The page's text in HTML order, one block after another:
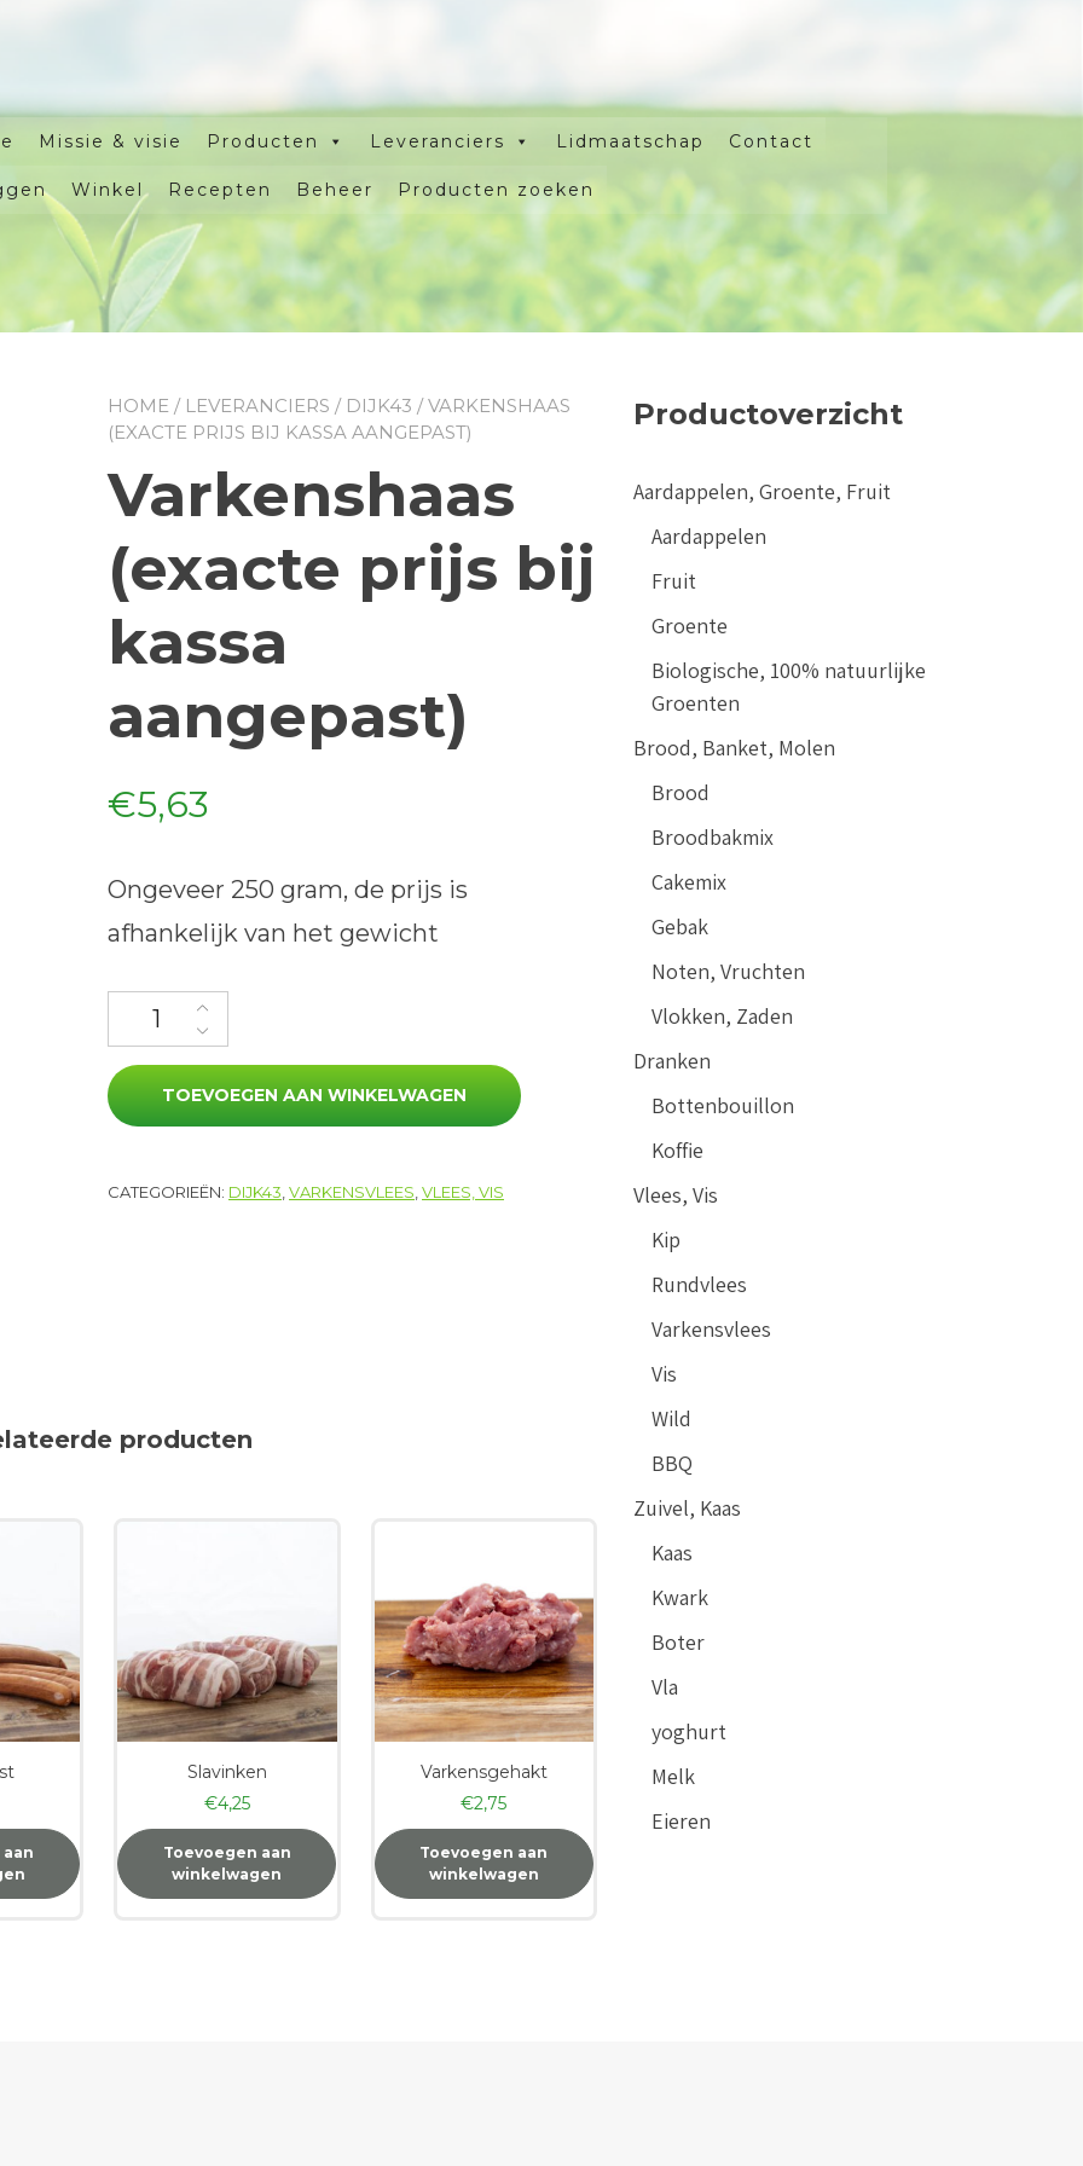
Missie & visie Producten Leveranciers Lidmaatschap Contact
Winkel Recepten Beheer Producten zoeken
HOME / LEVERANCIERS / DIJK43 / VARKENSHAAS
(EXACTE PRIJS BIJ KASSA AANGEPAST)
Varkenshaas
(exacte prijs bij
kassa
aangepast)
€5,63
Ongeveer 250 gram, de prijs is
afhankelijk van het gewicht
Varkenshaas (exacte prijs bij kassa aangepast) aantal
TOEVOEGEN AAN WINKELWAGEN
CATEGORIEËN: DIJK43 VARKENSVLEES VLEES, VIS
producten
Slavinken
€4,25
Toevoegen aan
winkelwagen
Varkensgehakt
€2,75
Toevoegen aan
winkelwagen
Productoverzicht
Aardappelen, Groente, Fruit
Aardappelen
Fruit
Groente
Biologische, 100% natuurlijke
Groenten
Brood, Banket, Molen
Brood
Broodbakmix
Cakemix
Gebak
Noten, Vruchten
Vlokken, Zaden
Dranken
Bottenbouillon
Koffie
Vlees, Vis
Kip
Rundvlees
Varkensvlees
Vis
Wild
BBQ
Zuivel, Kaas
Kaas
Kwark
Boter
Vla
yoghurt
Melk
Eieren